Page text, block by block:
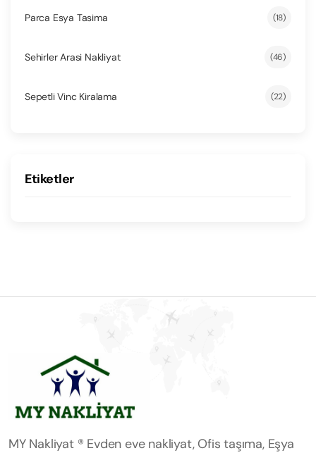
Parca Esya Tasima (18)
Sehirler Arasi Nakliyat (46)
Sepetli Vinc Kiralama (22)
Etiketler
MY Nakliyat ® Evden eve nakliyat, Ofis taşıma, Eşya